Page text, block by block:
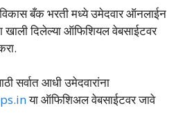
विकास बँक भरती मध्ये उमेदवार ऑनलाईन
दिलेल्या ऑफिशियल वेबसाईटवर
सर्वात आधी उमेदवारांना
या ऑफिशिअल वेबसाईटवर जावे